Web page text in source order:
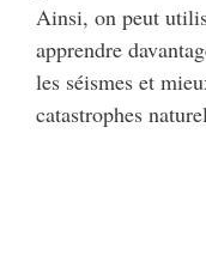
Ainsi, on peut
apprendre
les séismes et
catastrophes